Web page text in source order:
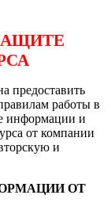
предоставить
работы в
информации и
от компании
и
ОТ